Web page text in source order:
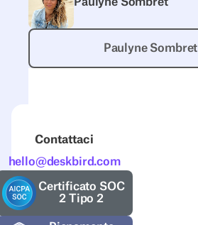
Paulyne Sombret
Contattaci
hello@deskbird.com
Certificato SOC
2 Tipo 2